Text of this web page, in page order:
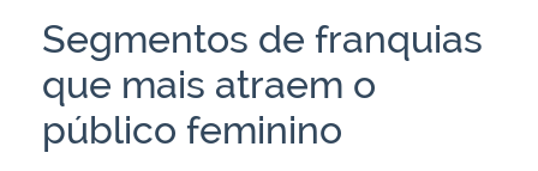
Segmentos de franquias
que mais atraem o
público feminino